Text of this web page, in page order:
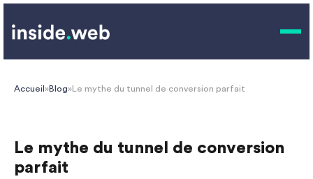
Accueil »Blog» Le mythe du tunnel de conversion parfait
Le mythe du tunnel de conversion
parfait